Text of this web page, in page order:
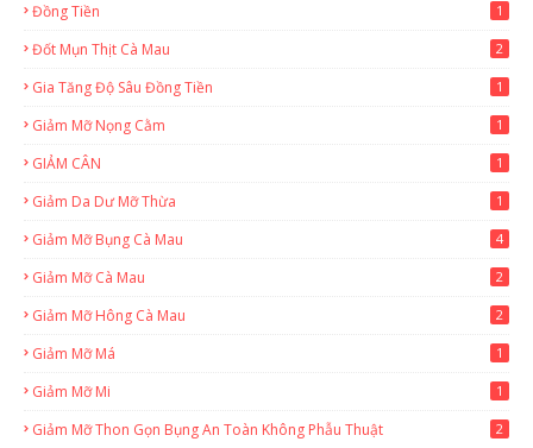
Đồng Tiền 1
Đốt Mụn Thịt Cà Mau 2
Gia Tăng Độ Sâu Đồng Tiền 1
Giảm Mỡ Nọng Cằm 1
GIẢM CÂN 1
Giảm Da Dư Mỡ Thừa 1
Giảm Mỡ Bụng Cà Mau 4
Giảm Mỡ Cà Mau 2
Giảm Mỡ Hông Cà Mau 2
Giảm Mỡ Má 1
Giảm Mỡ Mi 1
Giảm Mỡ Thon Gọn Bụng An Toàn Không Phẫu Thuật 2